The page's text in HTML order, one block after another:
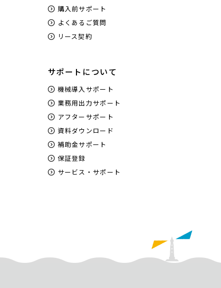
購入前サポート
よくあるご質問
リース契約
サポートについて
機械導入サポート
業務用出力サポート
アフターサポート
資料ダウンロード
補助金サポート
保証登録
サービス・サポート